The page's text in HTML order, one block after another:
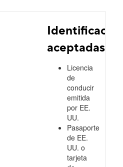
aceptadas
Licencia
de
conducir
emitida
por EE.
UU.
Pasaporte
de EE.
UU. o
tarjeta